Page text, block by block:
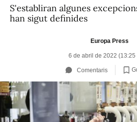
S'establiran algunes
han sigut definides
Europa Press
6 de abril de 2022 (13:25
Comentaris